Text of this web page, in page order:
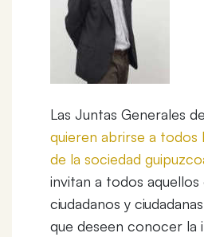
Las Juntas Generales
quieren abrirse a todos
de la sociedad
invitan a todos aquellos
ciudadanos y
que deseen conocer la